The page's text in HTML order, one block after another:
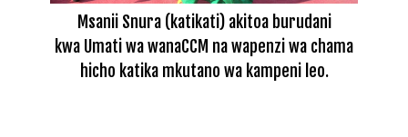
Msanii Snura (katikati) akitoa burudani
kwa Umati wa wanaCCM na wapenzi wa chama
hicho katika mkutano wa kampeni leo.